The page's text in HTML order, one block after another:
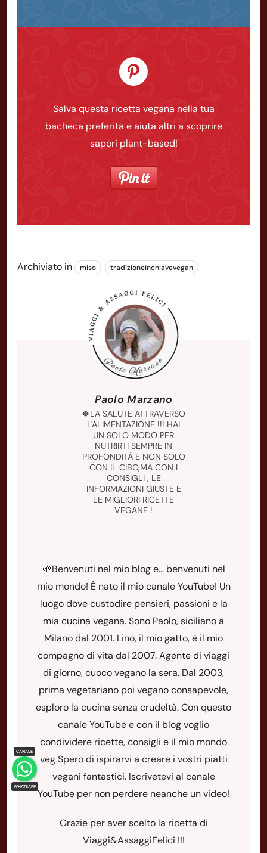
Salva questa ricetta vegana nella tua
bacheca preferita e aiuta altri a scoprire
sapori plant-based!
Archiviato in miso tradizioneinchiavevegan
Paolo Marzano
🍀LA SALUTE ATTRAVERSO
L'ALIMENTAZIONE !!! HAI
UN SOLO MODO PER
NUTRIRTI SEMPRE IN
PROFONDITÀ E NON SOLO
CON IL CIBO,MA CON I
CONSIGLI , LE
INFORMAZIONI GIUSTE E
LE MIGLIORI RICETTE
VEGANE !
🌱Benvenuti nel mio blog e... benvenuti nel
mio mondo! È nato il mio canale YouTube! Un
luogo dove custodire pensieri, passioni e la
mia cucina vegana. Sono Paolo, siciliano a
Milano dal 2001. Lino, il mio gatto, è il mio
compagno di vita dal 2007. Agente di viaggi
di giorno, cuoco vegano la sera. Dal 2003,
prima vegetariano poi vegano consapevole,
esploro la cucina senza crudeltà. Con questo
canale YouTube e con il blog voglio
condividere ricette, consigli e il mio mondo
veg Spero di ispirarvi a creare i vostri piatti
vegani fantastici. Iscrivetevi al canale
YouTube per non perdere neanche un video!
Grazie per aver scelto la ricetta di
Viaggi&AssaggiFelici !!!